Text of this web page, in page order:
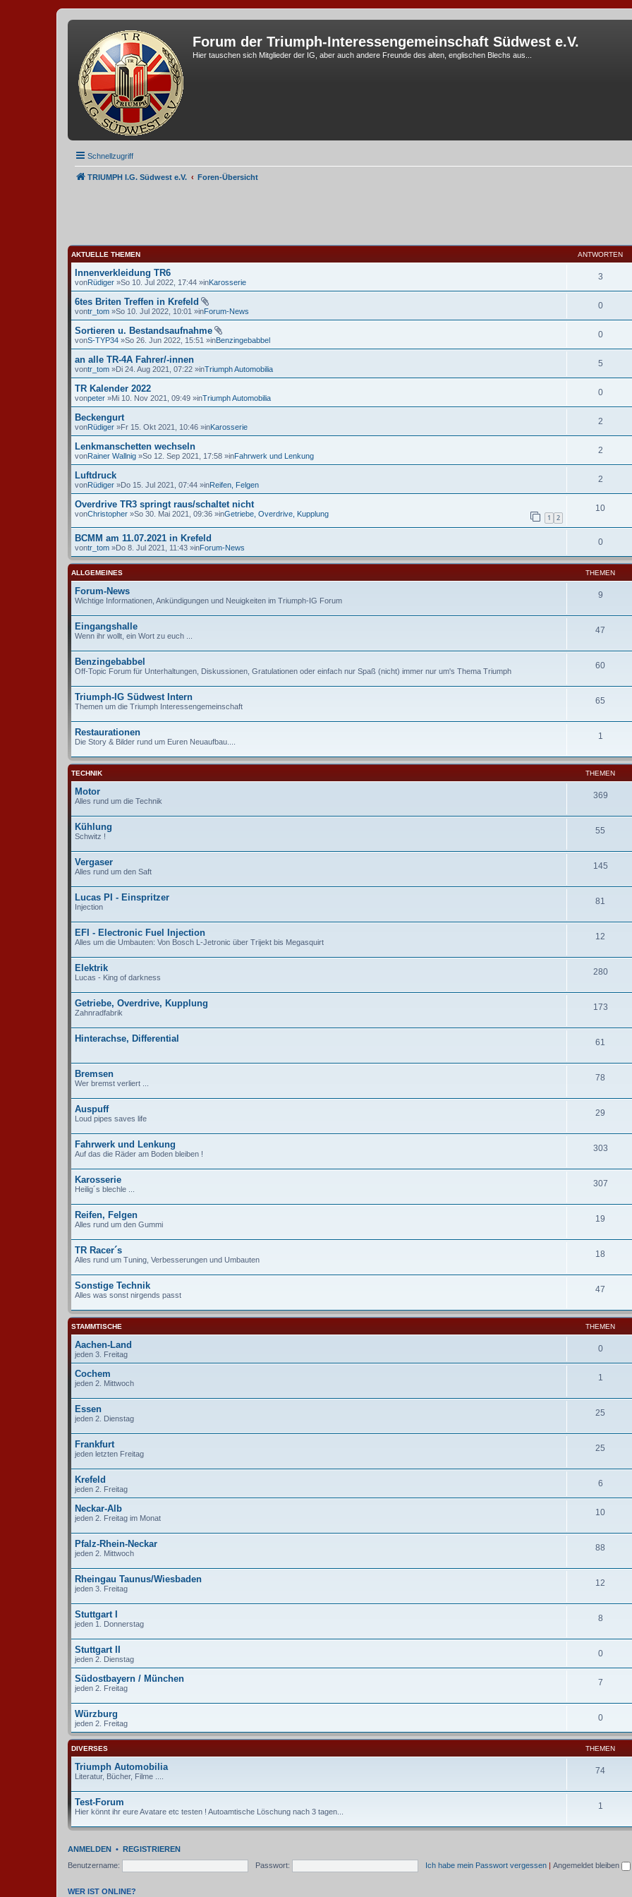
Forum der Triumph-Interessengemeinschaft Südwest e.V.
Hier tauschen sich Mitglieder der IG, aber auch andere Freunde des alten, englischen Blechs aus...
Schnellzugriff
TRIUMPH I.G. Südwest e.V. Foren-Übersicht
AKTUELLE THEMEN ANTWORTEN
Innenverkleidung TR6
vonRüdiger »So 10. Jul 2022, 17:44 »inKarosserie
3
6tes Briten Treffen in Krefeld
vontr_tom »So 10. Jul 2022, 10:01 »inForum-News
0
Sortieren u. Bestandsaufnahme
vonS-TYP34 »So 26. Jun 2022, 15:51 »inBenzingebabbel
0
an alle TR-4A Fahrer/-innen
vontr_tom »Di 24. Aug 2021, 07:22 »inTriumph Automobilia
5
TR Kalender 2022
vonpeter »Mi 10. Nov 2021, 09:49 »inTriumph Automobilia
0
Beckengurt
vonRüdiger »Fr 15. Okt 2021, 10:46 »inKarosserie
2
Lenkmanschetten wechseln
vonRainer Wallnig »So 12. Sep 2021, 17:58 »inFahrwerk und Lenkung
2
Luftdruck
vonRüdiger »Do 15. Jul 2021, 07:44 »inReifen, Felgen
2
Overdrive TR3 springt raus/schaltet nicht
1 2
vonChristopher »So 30. Mai 2021, 09:36 »inGetriebe, Overdrive, Kupplung
10
BCMM am 11.07.2021 in Krefeld
vontr_tom »Do 8. Jul 2021, 11:43 »inForum-News
0
ALLGEMEINES THEMEN
Forum-News
Wichtige Informationen, Ankündigungen und Neuigkeiten im Triumph-IG Forum
9
Eingangshalle
Wenn ihr wollt, ein Wort zu euch ...
47
Benzingebabbel
Off-Topic Forum für Unterhaltungen, Diskussionen, Gratulationen oder einfach nur Spaß (nicht) immer nur um's Thema Triumph
60
Triumph-IG Südwest Intern
Themen um die Triumph Interessengemeinschaft
65
Restaurationen
Die Story & Bilder rund um Euren Neuaufbau....
1
TECHNIK THEMEN
Motor
Alles rund um die Technik
369
Kühlung
Schwitz !
55
Vergaser
Alles rund um den Saft
145
Lucas PI - Einspritzer
Injection
81
EFI - Electronic Fuel Injection
Alles um die Umbauten: Von Bosch L-Jetronic über Trijekt bis Megasquirt
12
Elektrik
Lucas - King of darkness
280
Getriebe, Overdrive, Kupplung
Zahnradfabrik
173
Hinterachse, Differential 61
Bremsen
Wer bremst verliert ...
78
Auspuff
Loud pipes saves life
29
Fahrwerk und Lenkung
Auf das die Räder am Boden bleiben !
303
Karosserie
Heilig´s blechle ...
307
Reifen, Felgen
Alles rund um den Gummi
19
TR Racer´s
Alles rund um Tuning, Verbesserungen und Umbauten
18
Sonstige Technik
Alles was sonst nirgends passt
47
STAMMTISCHE THEMEN
Aachen-Land
jeden 3. Freitag
0
Cochem
jeden 2. Mittwoch
1
Essen
jeden 2. Dienstag
25
Frankfurt
jeden letzten Freitag
25
Krefeld
jeden 2. Freitag
6
Neckar-Alb
jeden 2. Freitag im Monat
10
Pfalz-Rhein-Neckar
jeden 2. Mittwoch
88
Rheingau Taunus/Wiesbaden
jeden 3. Freitag
12
Stuttgart I
jeden 1. Donnerstag
8
Stuttgart II
jeden 2. Dienstag
0
Südostbayern / München
jeden 2. Freitag
7
Würzburg
jeden 2. Freitag
0
DIVERSES THEMEN
Triumph Automobilia
Literatur, Bücher, Filme ....
74
Test-Forum
Hier könnt ihr eure Avatare etc testen ! Autoamtische Löschung nach 3 tagen...
1
ANMELDEN • REGISTRIEREN
Benutzername:
Passwort: Ich habe mein Passwort vergessen | Angemeldet bleiben
WER IST ONLINE?